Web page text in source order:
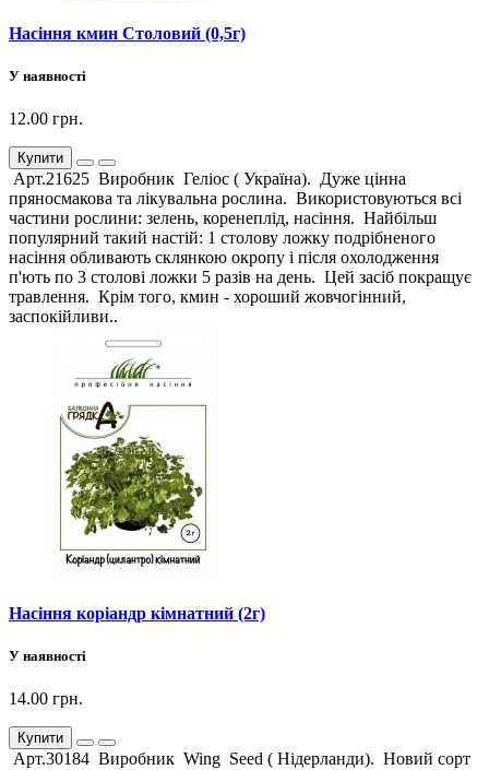
Насіння кмин Столовий (0,5г)
У наявності
12.00 грн.
Купити
Арт.21625 Виробник Геліос ( Україна). Дуже цінна
пряносмакова та лікувальна рослина. Використовуються всі
частини рослини: зелень, коренеплід, насіння. Найбільш
популярний такий настій: 1 столову ложку подрібненого
насіння обливають склянкою окропу і після охолодження
п'ють по 3 столові ложки 5 разів на день. Цей засіб покращує
травлення. Крім того, кмин - хороший жовчогінний,
заспокійливи..
Насіння коріандр кімнатний (2г)
У наявності
14.00 грн.
Купити
Арт.30184 Виробник Wing Seed ( Нідерланди). Новий сорт